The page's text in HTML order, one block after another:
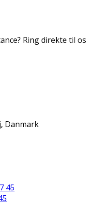
Ring direkte til os
Danmark
45